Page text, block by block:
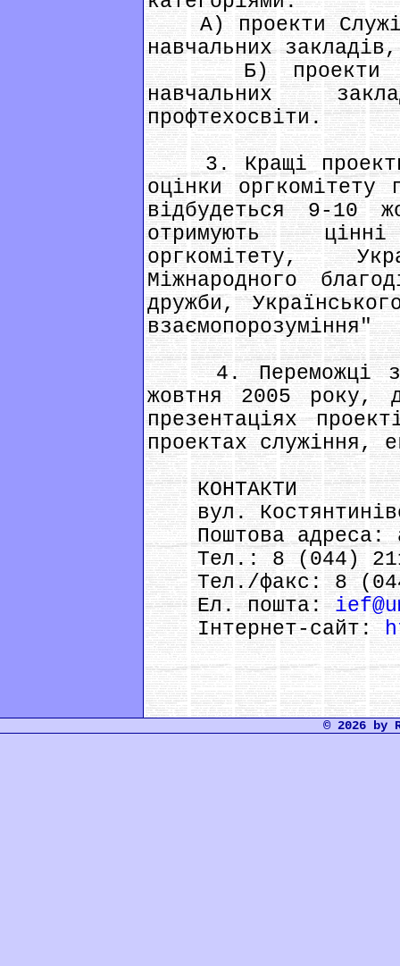
А) проекти
навчальних
Б) проекти
навчальних
профтехосвіти.
3. Кращі проекти
оцінки оргкомітету
відбудеться 9-10
отримують
оргкомітету,
Міжнародного
дружби,
взаємопорозуміння"
4. Переможці
жовтня 2005 року,
презентаціях
проектах служіння,
КОНТАКТИ
вул.
Поштова адреса:
Тел.: 8 (044)
Тел./факс: 8
Ел. пошта:
Інтернет-сайт:
© 2026 by